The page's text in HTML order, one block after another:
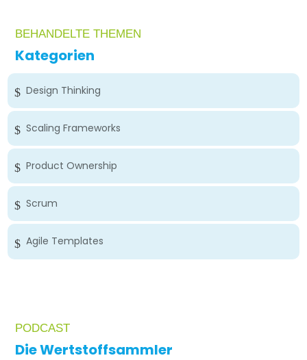
BEHANDELTE THEMEN
Kategorien
Design Thinking
Scaling Frameworks
Product Ownership
Scrum
Agile Templates
PODCAST
Die Wertstoffsammler